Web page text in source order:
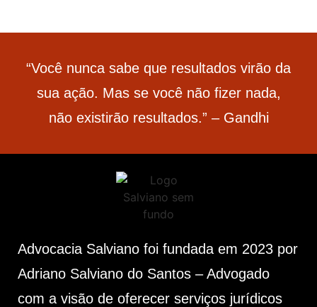
“Você nunca sabe que resultados virão da
sua ação. Mas se você não fizer nada,
não existirão resultados.” – Gandhi
Advocacia Salviano foi fundada em 2023 por
Adriano Salviano do Santos – Advogado
com a visão de oferecer serviços jurídicos